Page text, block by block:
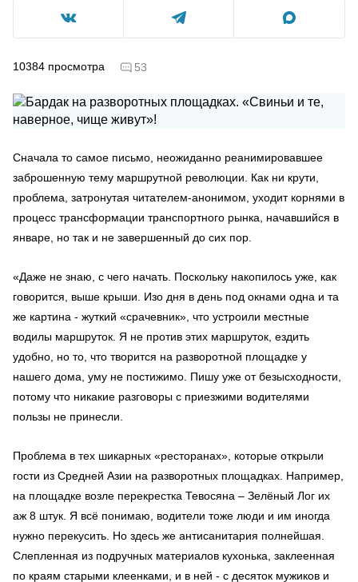
10384 просмотра 53
Сначала то самое письмо, неожиданно реанимировавшее
заброшенную тему маршрутной революции. Как ни крути,
проблема, затронутая читателем-анонимом, уходит корнями в
процесс трансформации транспортного рынка, начавшийся в
январе, но так и не завершенный до сих пор.
«Даже не знаю, с чего начать. Поскольку накопилось уже, как
говорится, выше крыши. Изо дня в день под окнами одна и та
же картина - жуткий «срачевник», что устроили местные
водилы маршруток. Я не против этих маршруток, ездить
удобно, но то, что творится на разворотной площадке у
нашего дома, уму не постижимо. Пишу уже от безысходности,
потому что никакие разговоры с приезжими водителями
пользы не принесли.
Проблема в тех шикарных «ресторанах», которые открыли
гости из Средней Азии на разворотных площадках. Например,
на площадке возле перекрестка Тевосяна – Зелёный Лог их
аж 8 штук. Я всё понимаю, водители тоже люди и им иногда
нужно перекусить. Но здесь же антисанитария полнейшая.
Слепленная из подручных материалов кухонька, заклеенная
по краям старыми клеенками, и в ней - с десяток мужиков и